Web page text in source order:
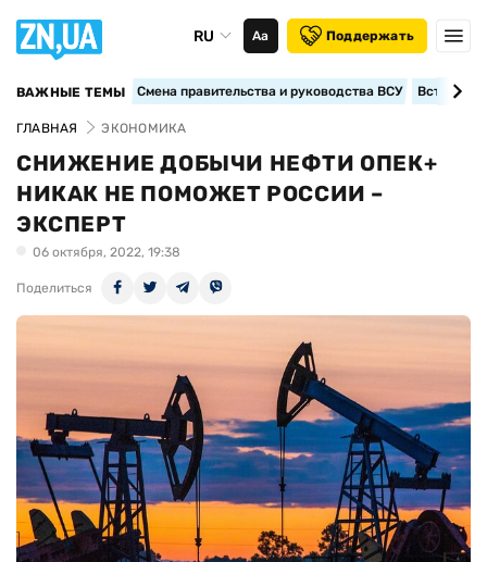
RU Аа Поддержать
ВАЖНЫЕ ТЕМЫ Смена правительства и руководства ВСУ
ГЛАВНАЯ ЭКОНОМИКА
СНИЖЕНИЕ ДОБЫЧИ НЕФТИ ОПЕК+
НИКАК НЕ ПОМОЖЕТ РОССИИ –
ЭКСПЕРТ
06 октября, 2022, 19:38
Поделиться